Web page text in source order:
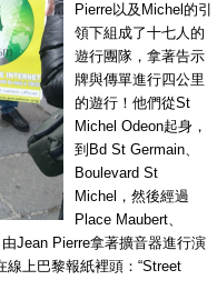
Pierre以及Michel的引
領下組成了十七人的
遊行團隊，拿著告示
牌與傳單進行四公里
的遊行！他們從St
Michel Odeon起身，
到Bd St Germain、
Boulevard St
Michel，然後經過
Place Maubert、
Jean Pierre拿著擴音器進行演
上巴黎報紙裡頭：“Street